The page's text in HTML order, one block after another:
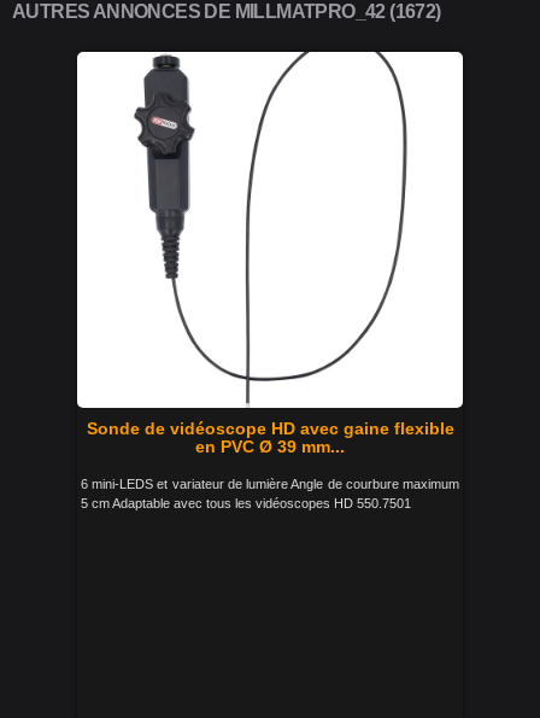
AUTRES ANNONCES DE MILLMATPRO_42 (1672)
Sonde de vidéoscope HD avec gaine flexible
en PVC Ø 39 mm...
6 mini-LEDS et variateur de lumière Angle de courbure maximum
5 cm Adaptable avec tous les vidéoscopes HD 550.7501